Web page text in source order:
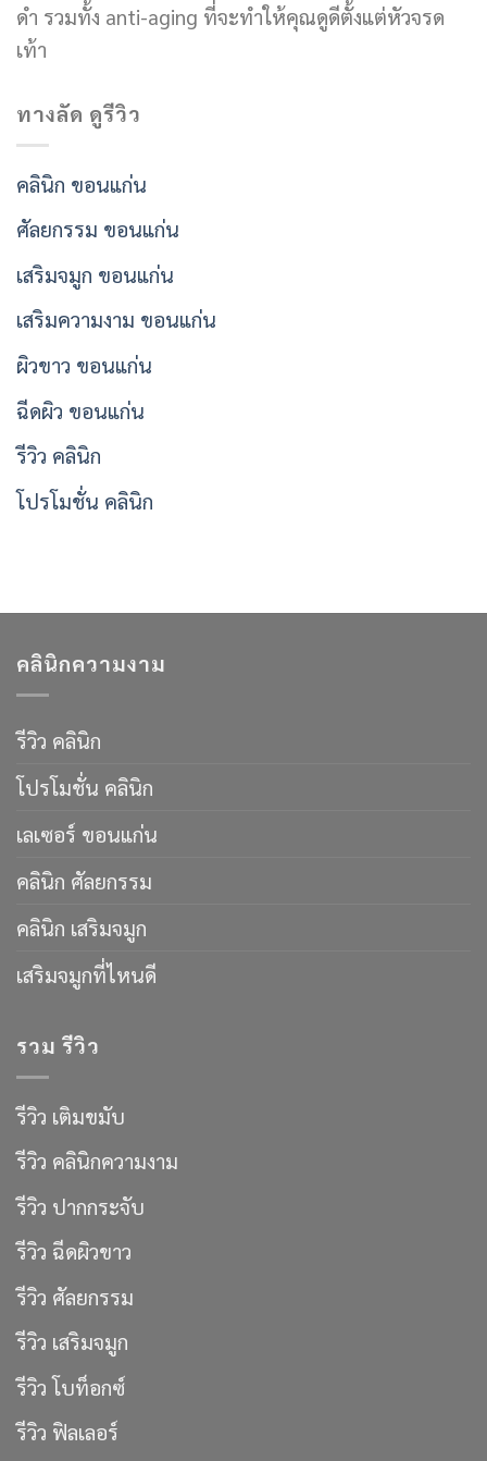
ดำ รวมทั้ง anti-aging ที่จะทำให้คุณดูดีตั้งแต่หัวจรด
เท้า
ทางลัด ดูรีวิว
คลินิก ขอนแก่น
ศัลยกรรม ขอนแก่น
เสริมจมูก ขอนแก่น
เสริมความงาม ขอนแก่น
ผิวขาว ขอนแก่น
ฉีดผิว ขอนแก่น
รีวิว คลินิก
โปรโมชั่น คลินิก
คลินิกความงาม
รีวิว คลินิก
โปรโมชั่น คลินิก
เลเซอร์ ขอนแก่น
คลินิก ศัลยกรรม
คลินิก เสริมจมูก
เสริมจมูกที่ไหนดี
รวม รีวิว
รีวิว เติมขมับ
รีวิว คลินิกความงาม
รีวิว ปากกระจับ
รีวิว ฉีดผิวขาว
รีวิว ศัลยกรรม
รีวิว เสริมจมูก
รีวิว โบท็อกซ์
รีวิว ฟิลเลอร์